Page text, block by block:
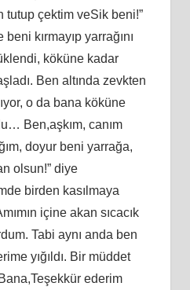
tutup çektim veSik beni!”
kırmayıp yarrağını
köküne kadar
Ben altında zevkten
o da bana köküne
Ben,aşkım, canım
doyur beni yarrağa,
olsun!” diye
birden kasılmaya
içine akan sıcacık
Tabi aynı anda ben
yığıldı. Bir müddet
ederim